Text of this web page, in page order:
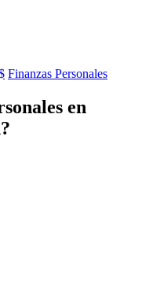
Finanzas Personales
en